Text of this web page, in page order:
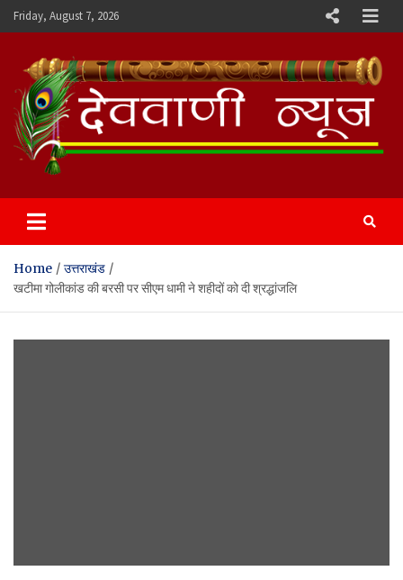
Skip
to
Friday, August 7, 2026
Devvani News Portal
Home
उत्तराखंड
खटीमा गोलीकांड की बरसी पर सीएम धामी ने शहीदों को दी श्रद्धांजलि